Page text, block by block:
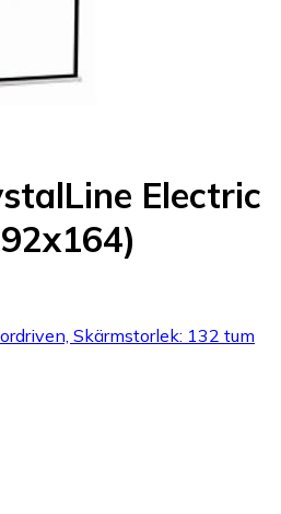
Electric
Skärmstorlek: 132 tum